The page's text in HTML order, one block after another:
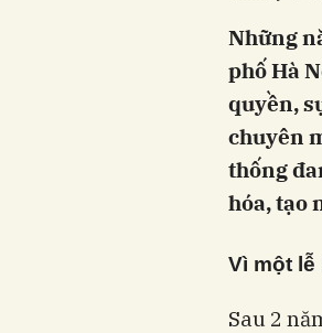
Những
phố Hà
quyền,
chuyên
thống
hóa, tạo
Vì một lễ
Sau 2